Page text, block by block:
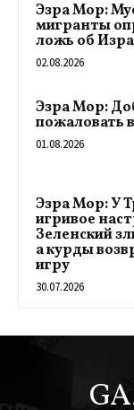
Эзра Мор:
мигранты
ложь об
02.08.2026
Эзра Мор:
пожаловать
01.08.2026
Эзра Мор: У
игривое
Зеленский
а курды
игру
30.07.2026